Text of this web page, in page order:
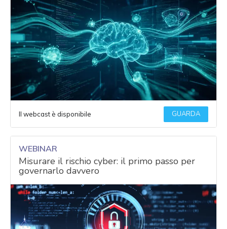
Il webcast è disponibile GUARDA
WEBINAR
Misurare il rischio cyber: il primo passo per
governarlo davvero